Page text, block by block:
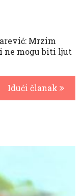
Mrzim
ne mogu biti ljut
Idući članak